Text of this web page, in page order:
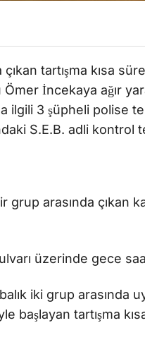
çıkan tartışma kısa
İncekaya ağır
ilgili 3 şüpheli polise
S.E.B. adli kontrol
grup arasında
üzerinde gece
iki grup arasında
başlayan tartışma